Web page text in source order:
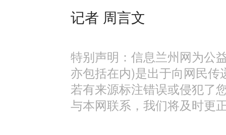
记者 周言文
特别声明：信息兰州网为公
亦包括在内)是出于向网民
若有来源标注错误或侵犯了
与本网联系，我们将及时更